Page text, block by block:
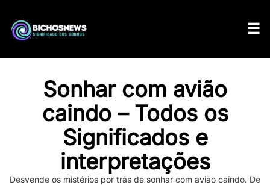
Sonhar com avião
caindo – Todos os
Significados e
interpretações
Desvende os mistérios por trás de sonhar com avião caindo. De